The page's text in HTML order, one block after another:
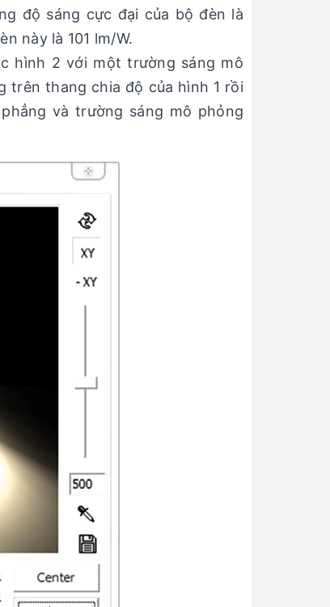
độ sáng cực đại của bộ đèn là
này là 101 lm/W.
hình 2 với một trường sáng mô
thang chia độ của hình 1 rồi
và trường sáng mô phỏng